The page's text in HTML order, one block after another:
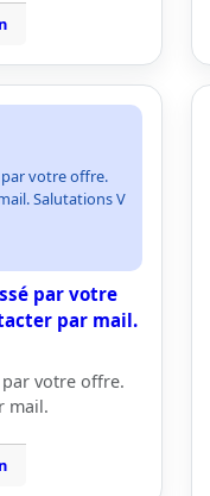
par votre offre.
Salutations V
par votre
par mail.
votre offre.
mail.